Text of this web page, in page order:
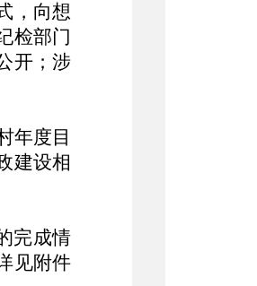
，向想
检部门
开；涉
年度目
建设相
完成情
见附件